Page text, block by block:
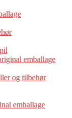
emballage
og tilbehør
emballage